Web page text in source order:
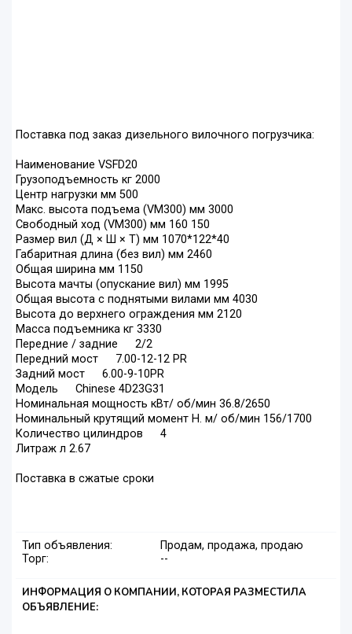
Поставка под заказ дизельного вилочного погрузчика:
Наименование VSFD20
Грузоподъемность кг 2000
Центр нагрузки мм 500
Макс. высота подъема (VM300) мм 3000
Свободный ход (VM300) мм 160 150
Размер вил (Д × Ш × Т) мм 1070*122*40
Габаритная длина (без вил) мм 2460
Общая ширина мм 1150
Высота мачты (опускание вил) мм 1995
Общая высота с поднятыми вилами мм 4030
Высота до верхнего ограждения мм 2120
Масса подъемника кг 3330
Передние / задние 2/2
Передний мост 7.00-12-12 PR
Задний мост 6.00-9-10PR
Модель Chinese 4D23G31
Номинальная мощность кВт/ об/мин 36.8/2650
Номинальный крутящий момент Н. м/ об/мин 156/1700
Количество цилиндров 4
Литраж л 2.67
Поставка в сжатые сроки
Тип объявления:
Продам, продажа, продаю
Торг:
--
ИНФОРМАЦИЯ О КОМПАНИИ, КОТОРАЯ РАЗМЕСТИЛА
ОБЪЯВЛЕНИЕ: